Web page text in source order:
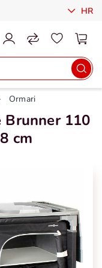
HR
Ormari
Brunner 110
cm